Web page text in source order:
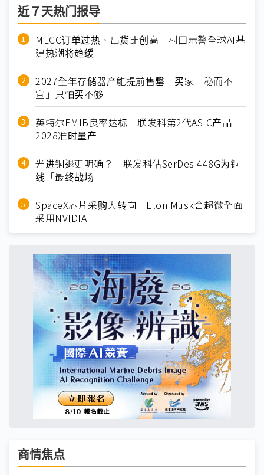
近７天热门报导
MLCC订单过热、出货比创高 村田示警全球AI基
建热潮将趋缓
2027全年存储器产能提前售罄 买家「秘而不
宣」只怕买不够
英特尔EMIB良率达标 联发科第2代ASIC产品
2028准时量产
光进铜退更明确？ 联发科估SerDes 448G为铜
线「最终战场」
SpaceX芯片采购大转向 Elon Musk舍超微全面
采用NVIDIA
商情焦点